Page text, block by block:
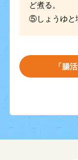
ど煮る。
⑤しょうゆと
「腸